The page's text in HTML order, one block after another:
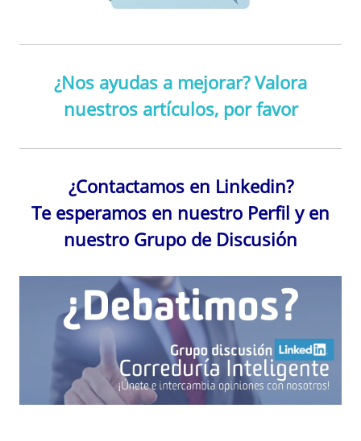
¿Nos ayudas a mejorar? Valora
nuestros artículos, por favor
¿Contactamos en Linkedin?
Te esperamos en nuestro Perfil y en
nuestro Grupo de Discusión